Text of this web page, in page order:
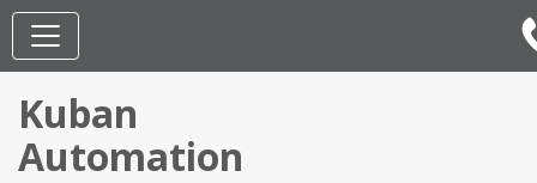
Kuban
Automation